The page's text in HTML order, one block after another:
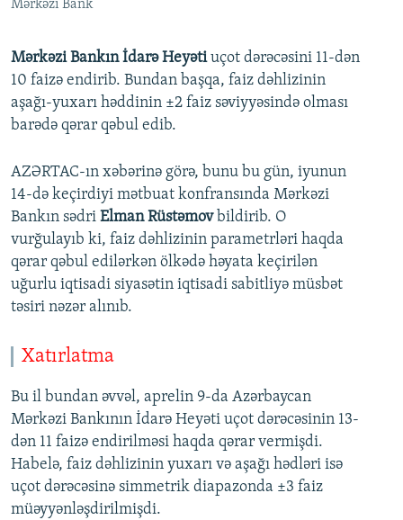
BIZIMLƏ ƏLAQƏ
XƏBƏR BÜLLETENLƏRIMIZ
Mərkəzi Bank
Mərkəzi Bankın İdarə Heyətiuçot dərəcəsini 11-dən
10 faizə endirib. Bundan başqa, faiz dəhlizinin
aşağı-yuxarı həddinin ±2 faiz səviyyəsində olması
barədə qərar qəbul edib.
AZƏRTAC-ın xəbərinə görə, bunu bu gün, iyunun
14-də keçirdiyi mətbuat konfransında Mərkəzi
Bankın sədri Elman Rüstəmovbildirib. O
vurğulayıb ki, faiz dəhlizinin parametrləri haqda
qərar qəbul edilərkən ölkədə həyata keçirilən
uğurlu iqtisadi siyasətin iqtisadi sabitliyə müsbət
təsiri nəzər alınıb.
Xatırlatma
Bu il bundan əvvəl, aprelin 9-da Azərbaycan
Mərkəzi Bankının İdarə Heyəti uçot dərəcəsinin 13-
dən 11 faizə endirilməsi haqda qərar vermişdi.
Habelə, faiz dəhlizinin yuxarı və aşağı hədləri isə
uçot dərəcəsinə simmetrik diapazonda ±3 faiz
müəyyənləşdirilmişdi.